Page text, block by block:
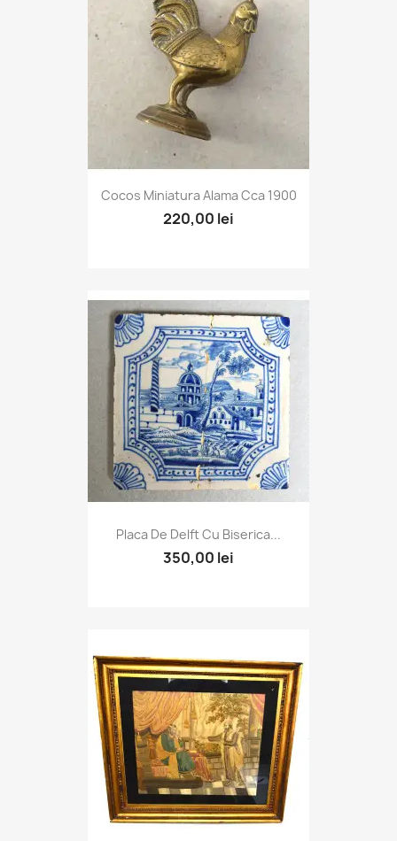
Cocos Miniatura Alama Cca 1900
220,00 lei
Placa De Delft Cu Biserica...
350,00 lei